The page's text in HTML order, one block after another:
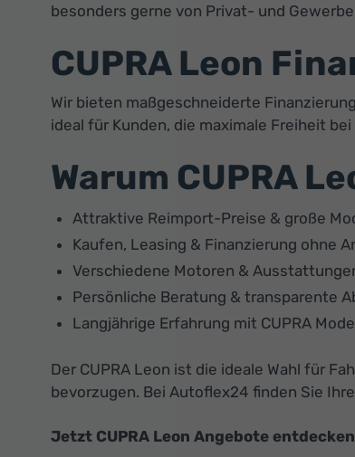
besonders gerne von Privat- und
CUPRA Leon
Wir bieten maßgeschneiderte
ideal für Kunden, die maximale Freiheit
Warum CUPRA
Attraktive Reimport-Preise & große
Kaufen, Leasing & Finanzierung ohne
Verschiedene Motoren &
Persönliche Beratung & transparente
Langjährige Erfahrung mit CUPRA
Der CUPRA Leon ist die ideale Wahl für
bevorzugen. Bei Autoflex24 finden Sie
Jetzt CUPRA Leon Angebote